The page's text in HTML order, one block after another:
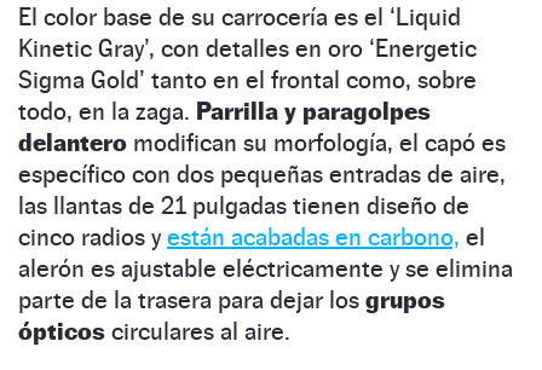
El color base de su carrocería es el ‘Liquid
Kinetic Gray’, con detalles en oro ‘Energetic
Sigma Gold’ tanto en el frontal como, sobre
todo, en la zaga. Parrilla y paragolpes
delantero modifican su morfología, el capó es
específico con dos pequeñas entradas de aire,
las llantas de 21 pulgadas tienen diseño de
cinco radios yestán acabadas en carbono, el
alerón es ajustable eléctricamente y se elimina
parte de la trasera para dejar los grupos
ópticos circulares al aire.